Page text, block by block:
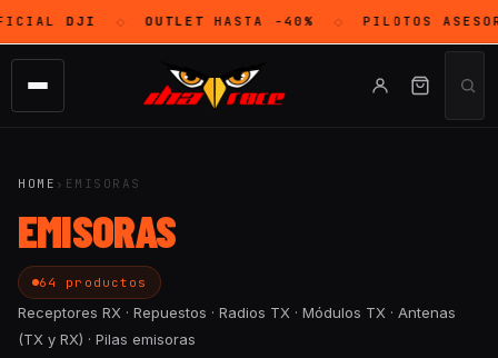
DJI ◇ OUTLETHASTA -40% ◇ PILOTOS
HOME › EMISORAS
EMISORAS
64 productos
Receptores RX · Repuestos · Radios TX · Módulos TX · Antenas
(TX y RX) · Pilas emisoras